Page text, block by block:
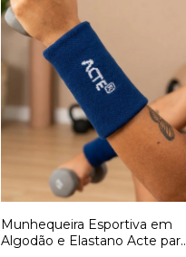
Munhequeira Esportiva em
Algodão e Elastano Acte para